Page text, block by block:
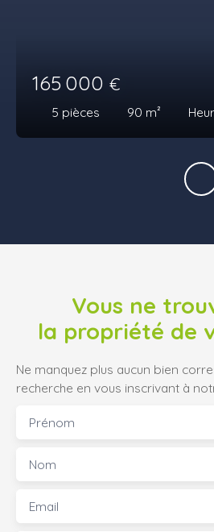
165 000 €
5 pièces 90 m²
Vous ne
la propriété de
Ne manquez plus aucun bien
recherche en vous inscrivant à
Prénom
Nom
Email